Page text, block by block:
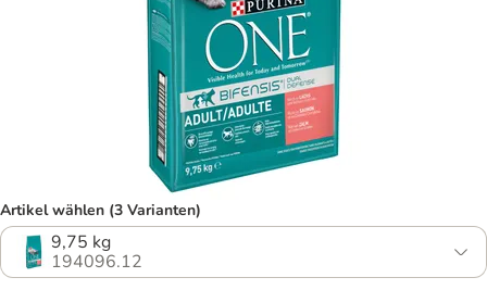
Artikel wählen (3 Varianten)
9,75 kg
194096.12